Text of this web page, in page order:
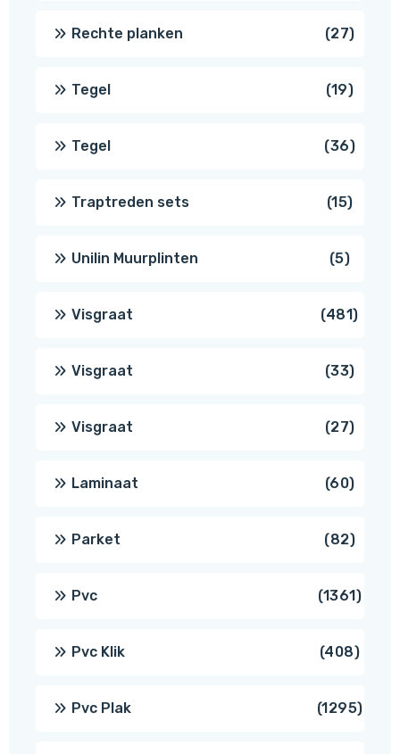
Rechte planken 2727
Tegel 1919
Tegel 3636
Traptreden sets 1515
Unilin Muurplinten 55
Visgraat 481481
Visgraat 3333
Visgraat 2727
Laminaat 6060
Parket 8282
Pvc 13611361
Pvc Klik 408408
Pvc Plak 12951295